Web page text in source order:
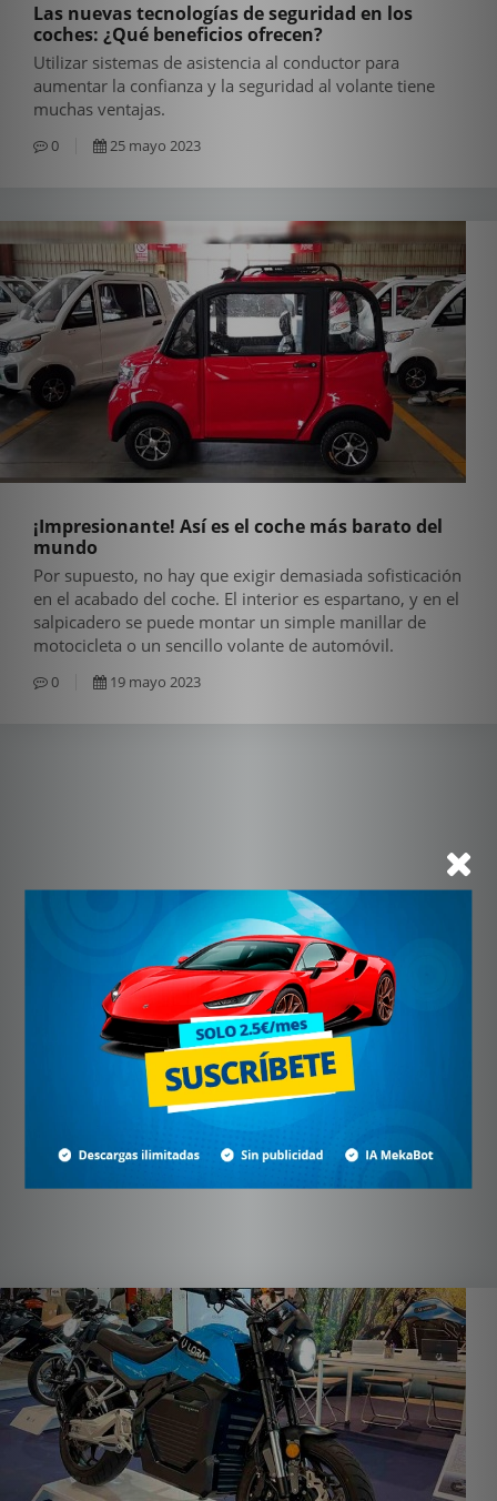
Las nuevas tecnologías de seguridad en los
coches: ¿Qué beneficios ofrecen?
Utilizar sistemas de asistencia al conductor para
aumentar la confianza y la seguridad al volante tiene
muchas ventajas.
0 25 mayo 2023
¡Impresionante! Así es el coche más barato del
mundo
Por supuesto, no hay que exigir demasiada sofisticación
en el acabado del coche. El interior es espartano, y en el
salpicadero se puede montar un simple manillar de
motocicleta o un sencillo volante de automóvil.
0 19 mayo 2023